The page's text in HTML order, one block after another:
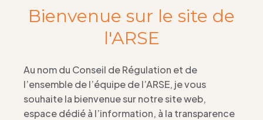
Bienvenue sur le site de
l'ARSE
Au nom du Conseil de Régulation et de
l’ensemble de l’équipe de l’ARSE, je vous
souhaite la bienvenue sur notre site web,
espace dédié à l’information, à la transparence